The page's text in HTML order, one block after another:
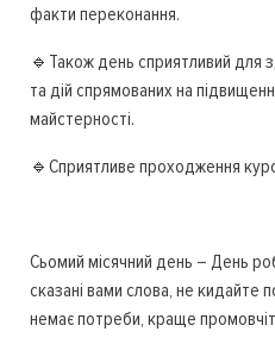
факти переконання.
🔹Також день сприятливий для
та дій спрямованих на
майстерності.
🔹Сприятливе проходження
Сьомий місячний день – День
сказані вами слова, не кидайте
немає потреби, краще